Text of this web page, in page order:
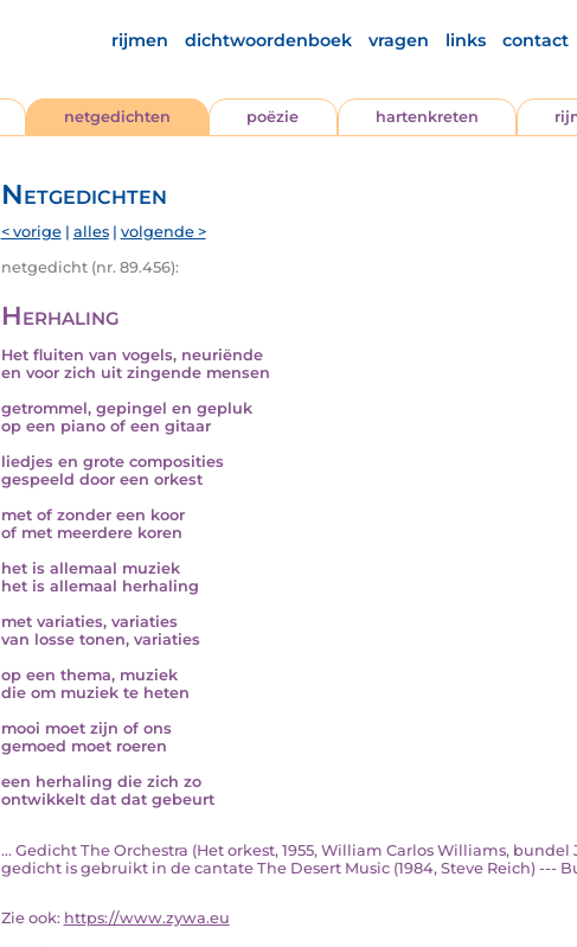
rijmen dichtwoordenboek vragen links contact
netgedichten poëzie hartenkreten
Netgedichten
< vorige| alles| volgende >
netgedicht (nr. 89.456):
Herhaling
Het fluiten van vogels, neuriënde
en voor zich uit zingende mensen
getrommel, gepingel en gepluk
op een piano of een gitaar
liedjes en grote composities
gespeeld door een orkest
met of zonder een koor
of met meerdere koren
het is allemaal muziek
het is allemaal herhaling
met variaties, variaties
van losse tonen, variaties
op een thema, muziek
die om muziek te heten
mooi moet zijn of ons
gemoed moet roeren
een herhaling die zich zo
ontwikkelt dat dat gebeurt
... Gedicht The Orchestra (Het orkest, 1955, William Carlos Williams,
gedicht is gebruikt in de cantate The Desert Music (1984, Steve Reich) ---
Zie ook: https://www.zywa.eu